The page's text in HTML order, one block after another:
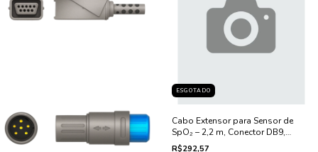
ESGOTADO
Cabo Extensor para Sensor de
SpO₂ – 2,2 m, Conector DB9,
Compatível com GE Marquette
R$292,57